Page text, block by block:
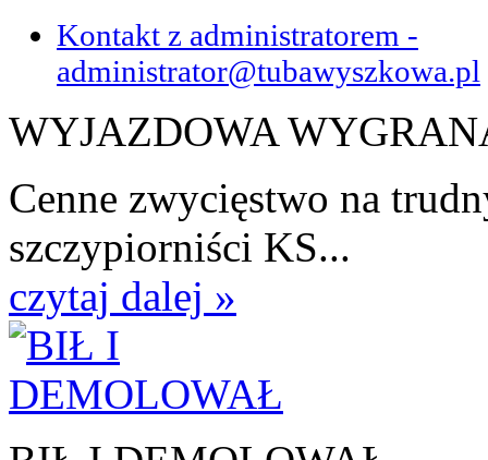
Kontakt z administratorem -
administrator@tubawyszkowa.pl
WYJAZDOWA
Cenne zwycięstwo na
szczypiorniści KS...
czytaj dalej »